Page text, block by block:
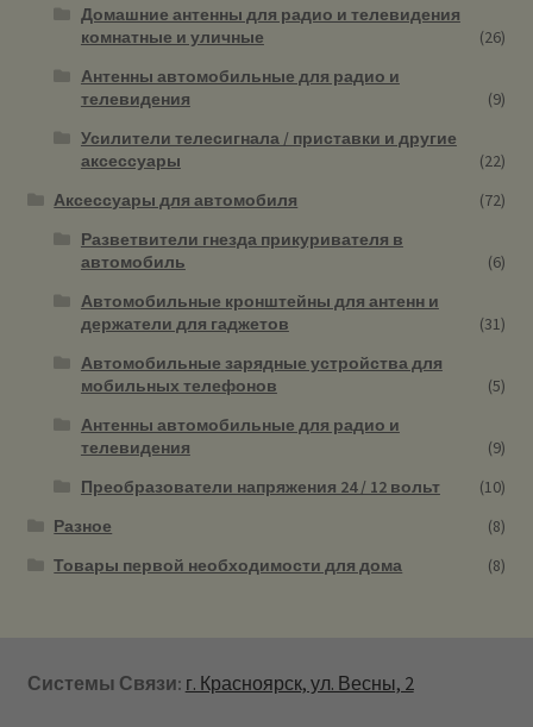
Домашние антенны для радио и телевидения
комнатные и уличные
(26)
Антенны автомобильные для радио и
телевидения
(9)
Усилители телесигнала / приставки и другие
аксессуары
(22)
Аксессуары для автомобиля
(72)
Разветвители гнезда прикуривателя в
автомобиль
(6)
Автомобильные кронштейны для антенн и
держатели для гаджетов
(31)
Автомобильные зарядные устройства для
мобильных телефонов
(5)
Антенны автомобильные для радио и
телевидения
(9)
Преобразователи напряжения 24 / 12 вольт
(10)
Разное
(8)
Товары первой необходимости для дома
(8)
Системы Связи: г. Красноярск, ул. Весны, 2